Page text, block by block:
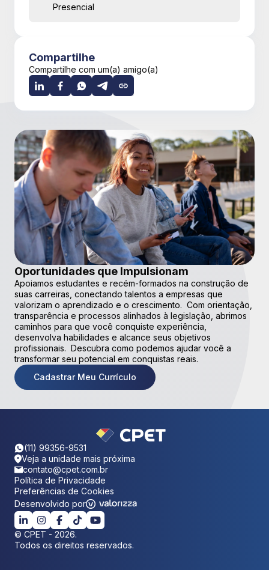
Presencial
Compartilhe
Compartilhe com um(a) amigo(a)
Oportunidades que Impulsionam
Apoiamos estudantes e recém-formados na construção de
suas carreiras, conectando talentos a empresas que
valorizam o aprendizado e o crescimento. Com orientação,
transparência e processos alinhados à legislação, abrimos
caminhos para que você conquiste experiência,
desenvolva habilidades e alcance seus objetivos
profissionais. Descubra como podemos ajudar você a
transformar seu potencial em conquistas reais.
Cadastrar Meu Currículo
(11) 99356-9531
Veja a unidade mais próxima
contato@cpet.com.br
Política de Privacidade
Preferências de Cookies
Desenvolvido por
© CPET - 2026.
Todos os direitos reservados.